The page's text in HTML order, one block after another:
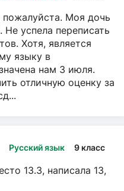
пожалуйста. Моя дочь
Не успела переписать
Хотя, является
языку в
нам 3 июля.
отличную оценку за
Русский язык 9 класс
13.3, написала 13,